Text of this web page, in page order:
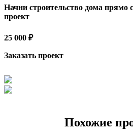
Начни строительство дома прямо
проект
25 000 ₽
Заказать проект
Похожие